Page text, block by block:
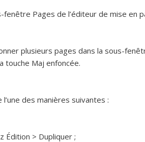
fenêtre Pages de l’éditeur de mise en
plusieurs pages dans la sous-
touche Maj enfoncée.
des manières suivantes :
Édition > Dupliquer ;